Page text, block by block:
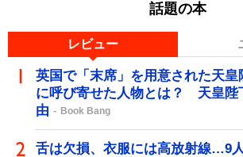
話題の本
レビュー
英国で「末席」を用意された天皇
に呼び寄せた人物とは？ 天皇陛
由
Book Bang
舌は欠損、衣服には高放射線…9